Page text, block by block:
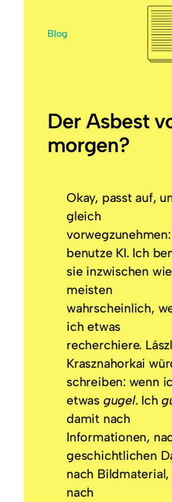
Blog
Der Asbest
morgen?
Okay, passt auf,
gleich
benutze KI. Ich
sie inzwischen
meisten
wahrscheinlich,
ich etwas
recherchiere.
Krasznahorkai
schreiben: wenn
etwas gugel. Ich
damit nach
Informationen,
geschichtlichen
nach Bildmaterial,
nach